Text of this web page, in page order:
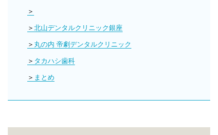
北山デンタルクリニック銀座
丸の内 帝劇デンタルクリニック
タカハシ歯科
まとめ